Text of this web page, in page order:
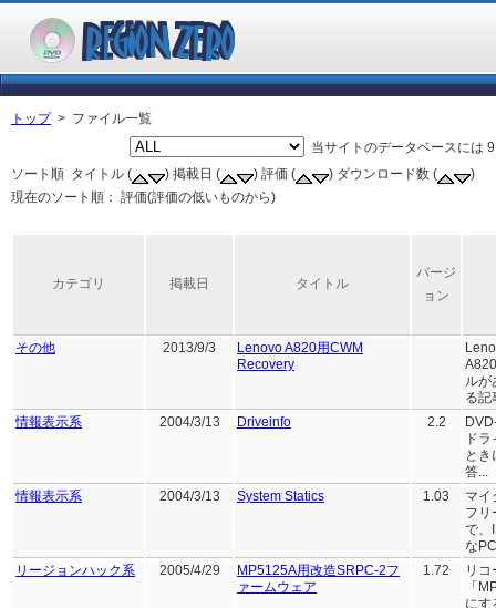
トップ> ファイル一覧
当サイトのデータベースに
ソート順 タイトル (
) 掲載日 ( ) 評価 ( ) ダウンロード数 (
)
現在のソート順： 評価(評価の低いものから)
カテゴリ 掲載日 タイトル
バージ
ョン
その他 2013/9/3
Lenovo A820用CWM
Recovery
ルが
る記
情報表示系
2004/3/13 Driveinfo 2.2
ド
と
答...
情報表示系
2004/3/13 System Statics 1.03
マイ
フリ
で、
な
リージョンハック系
2005/4/29
MP5125A用改造SRPC-2フ
ァームウェア
1.72
リ
「
にす